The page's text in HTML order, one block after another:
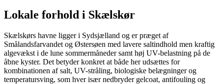
Lokale forhold i Skælskør
Skælskørs havne ligger i Sydsjælland og er præget af
Smålandsfarvandet og Østersøen med lavere saltindhold men kraftig
algevækst i de lune sommermåneder samt høj UV-belastning på de
åbne kyster. Det betyder konkret at både her udsættes for
kombinationen af salt, UV-stråling, biologiske belægninger og
temperatursving, som hver især nedbryder gelcoat, antifouling og